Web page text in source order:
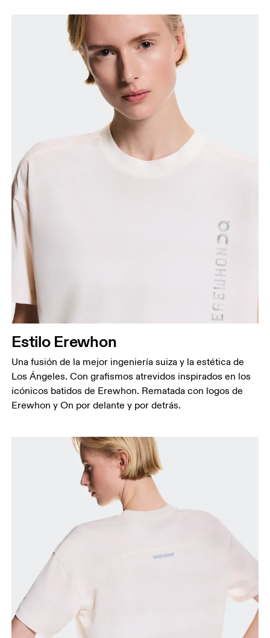
Estilo Erewhon
Una fusión de la mejor ingeniería suiza y la estética de
Los Ángeles. Con grafismos atrevidos inspirados en los
icónicos batidos de Erewhon. Rematada con logos de
Erewhon y On por delante y por detrás.